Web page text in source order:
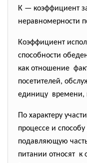
К — коэффициент
неравномерности
Коэффициент
способности
как отношение
посетителей,
единицу времени,
По характеру
процессе и
подавляющую
питании относят